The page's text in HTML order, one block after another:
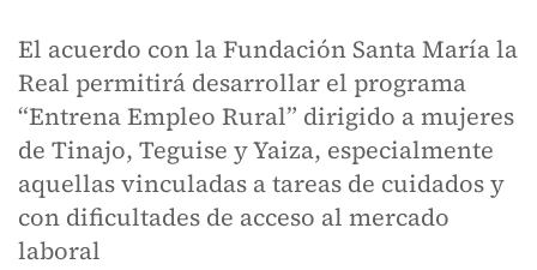
El acuerdo con la Fundación Santa María la
Real permitirá desarrollar el programa
“Entrena Empleo Rural” dirigido a mujeres
de Tinajo, Teguise y Yaiza, especialmente
aquellas vinculadas a tareas de cuidados y
con dificultades de acceso al mercado
laboral